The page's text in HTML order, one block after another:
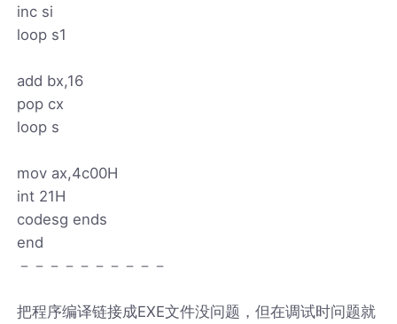
inc si
loop s1
add bx,16
pop cx
loop s
mov ax,4c00H
int 21H
codesg ends
end
－－－－－－－－－－
把程序编译链接成EXE文件没问题，但在调试时问题就